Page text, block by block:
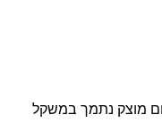
מוצק נתמך במשקל